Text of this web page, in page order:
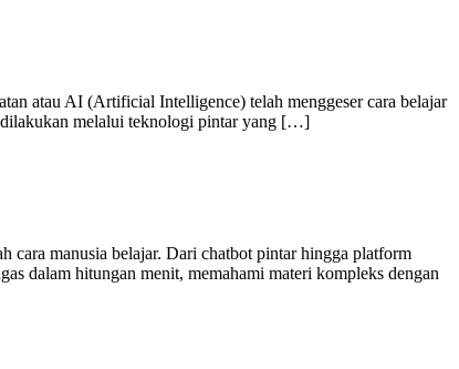
atau AI (Artificial Intelligence) telah menggeser cara belajar
dilakukan melalui teknologi pintar yang […]
cara manusia belajar. Dari chatbot pintar hingga platform
dalam hitungan menit, memahami materi kompleks dengan